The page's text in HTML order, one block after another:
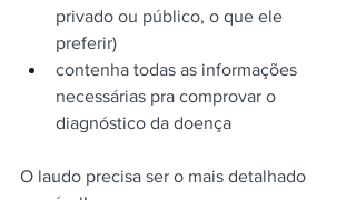
privado ou público, o que ele
preferir)
contenha todas as informações
necessárias pra comprovar o
diagnóstico da doença
O laudo precisa ser o mais detalhado